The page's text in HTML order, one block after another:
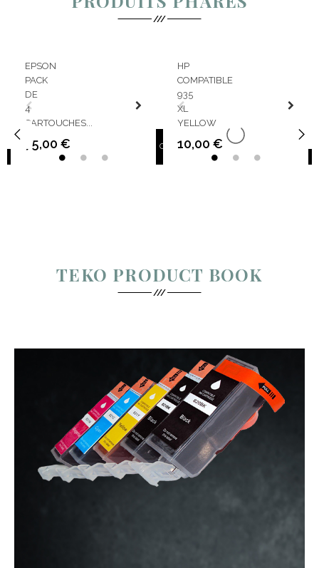
CHARIOT
EPSON
PACK
DE
4
CARTOUCHES...
Prix75,00 € CHARIOT

HP
COMPATIBLE
935
XL
YELLOW
Prix
10,00 €

TEKO PRODUCT BOOK